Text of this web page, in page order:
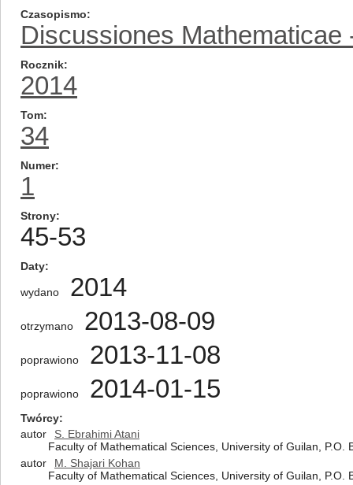
Czasopismo
Discussiones
Rocznik
2014
Tom
34
Numer
1
Strony
45-53
Daty
wydano 2014
otrzymano 2013-08-09
poprawiono 2013-11-08
poprawiono 2014-01-15
Twórcy
autor
S. Ebrahimi Atani
Faculty of Mathematical Sciences, University of Guilan, P.O.
autor
M. Shajari Kohan
Faculty of Mathematical Sciences, University of Guilan, P.O.